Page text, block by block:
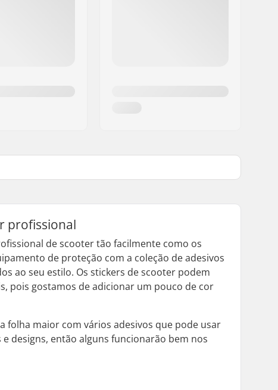
profissional
de scooter tão facilmente como os
de proteção com a coleção de adesivos
ao seu estilo. Os stickers de scooter podem
pois gostamos de adicionar um pouco de cor
folha maior com vários adesivos que pode usar
designs, então alguns funcionarão bem nos